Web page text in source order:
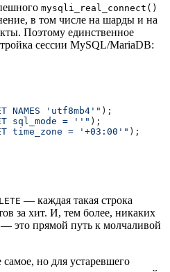
mysqli_real_connect()
в том числе на шарды и на
Поэтому единственное
сессии MySQL/MariaDB:
NAMES 'utf8mb4'"
sql_mode = ''"
time_zone = '+03:00'"
— каждая такая строка
за хит. И, тем более, никаких
— это прямой путь к молчаливой
но для устаревшего